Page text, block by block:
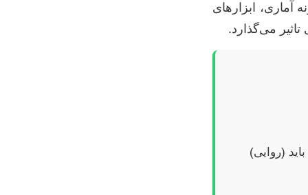
آماری، ابزارهای
می‌گذارد.
(روایی)